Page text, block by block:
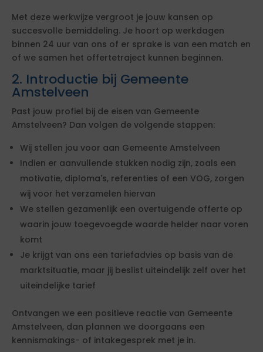
Met deze werkwijze vergroot je jouw kansen op
succesvolle bemiddeling. Je hoort op werkdagen
binnen 24 uur van ons of er sprake is van een match en
of we samen het offertetraject kunnen beginnen.
2. Introductie bij Gemeente
Amstelveen
Past jouw profiel bij de eisen van Gemeente
Amstelveen? Dan volgen de volgende stappen:
Wij stellen jou voor aan Gemeente Amstelveen
Indien er aanvullende stukken nodig zijn, zoals een
motivatie, diploma's, referenties of een VOG, zorgen
wij voor het verzamelen hiervan
We stellen gezamenlijk een overtuigende offerte op
waarin jouw toegevoegde waarde helder naar voren
komt
Je krijgt van ons een tariefadvies op basis van de
marktsituatie, maar jij beslist uiteindelijk zelf over het
uiteindelijke tarief
Ontvangen we een positieve reactie van Gemeente
Amstelveen, dan plannen we doorgaans een
kennismakings- of intakegesprek met je in.